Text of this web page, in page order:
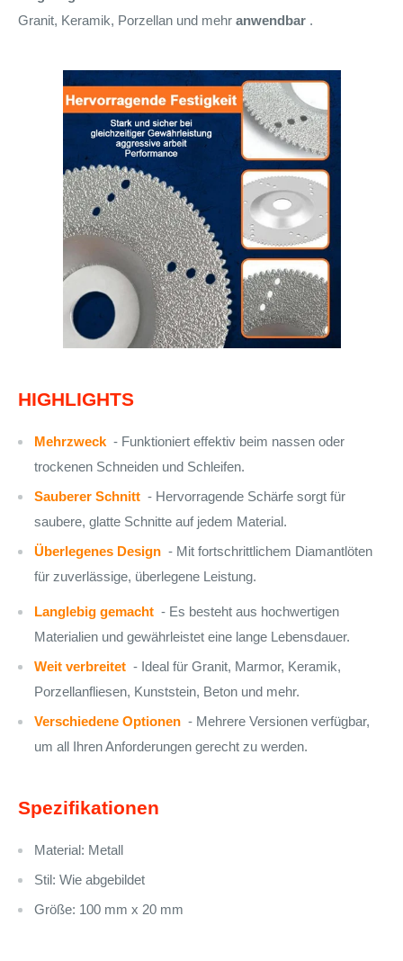
Granit, Keramik, Porzellan und mehr anwendbar .
HIGHLIGHTS
Mehrzweck - Funktioniert effektiv beim nassen oder
trockenen Schneiden und Schleifen.
Sauberer Schnitt - Hervorragende Schärfe sorgt für
saubere, glatte Schnitte auf jedem Material.
Überlegenes Design - Mit fortschrittlichem Diamantlöten
für zuverlässige, überlegene Leistung.
Langlebig gemacht - Es besteht aus hochwertigen
Materialien und gewährleistet eine lange Lebensdauer.
Weit verbreitet - Ideal für Granit, Marmor, Keramik,
Porzellanfliesen, Kunststein, Beton und mehr.
Verschiedene Optionen - Mehrere Versionen verfügbar,
um all Ihren Anforderungen gerecht zu werden.
Spezifikationen
Material: Metall
Stil: Wie abgebildet
Größe: 100 mm x 20 mm